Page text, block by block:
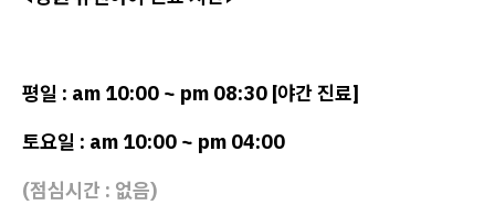
평일 : am 10:00 ~ pm 08:30 [야간 진료]
토요일 : am 10:00 ~ pm 04:00
(점심시간 : 없음)